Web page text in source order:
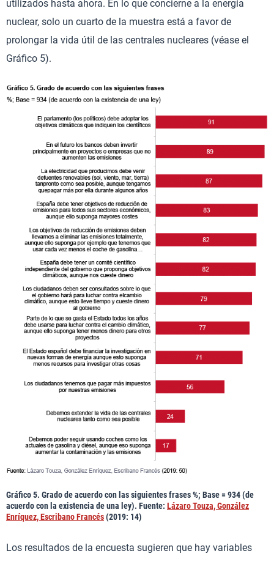
utilizados hasta ahora. En lo que concierne a la energía
nuclear, solo un cuarto de la muestra está a favor de
prolongar la vida útil de las centrales nucleares (véase el
Gráfico 5).
Gráfico 5. Grado de acuerdo con las siguientes frases %; Base = 934 (de
acuerdo con la existencia de una ley). Fuente: Lázaro Touza, González
Enríquez, Escribano Francés(2019: 14)
Los resultados de la encuesta sugieren que hay variables